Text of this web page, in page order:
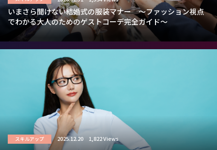
いまさら聞けない結婚式の服装マナー ～ファッション視点
でわかる大人のためのゲストコーデ完全ガイド～
スキルアップ 2025.12.20 1,822 Views